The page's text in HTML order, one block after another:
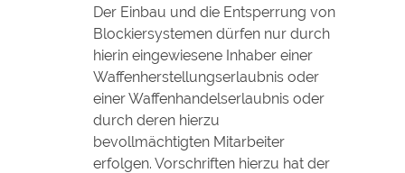
DerEinbau und die Entsperrung von
Blockiersystemen dürfen nur durch
hierin eingewiesene Inhaber einer
Waffenherstellungserlaubnis oder
einer Waffenhandelserlaubnis oder
durch deren hierzu
bevollmächtigten Mitarbeiter
erfolgen. Vorschriften hierzu hat der